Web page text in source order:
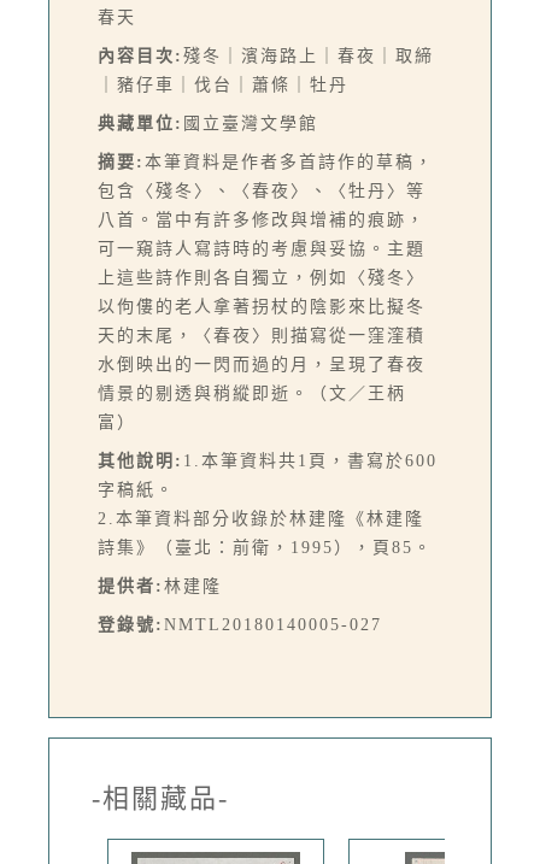
春天
內容目次: 殘冬｜濱海路上｜春夜｜取締
｜豬仔車｜伐台｜蕭條｜牡丹
典藏單位: 國立臺灣文學館
摘要: 本筆資料是作者多首詩作的草稿，
包含〈殘冬〉、〈春夜〉、〈牡丹〉等
八首。當中有許多修改與增補的痕跡，
可一窺詩人寫詩時的考慮與妥協。主題
上這些詩作則各自獨立，例如〈殘冬〉
以佝僂的老人拿著拐杖的陰影來比擬冬
天的末尾，〈春夜〉則描寫從一窪漥積
水倒映出的一閃而過的月，呈現了春夜
情景的剔透與稍縱即逝。（文／王柄
富）
其他說明: 1.本筆資料共1頁，書寫於600
字稿紙。
2.本筆資料部分收錄於林建隆《林建隆
詩集》（臺北：前衛，1995），頁85。
提供者: 林建隆
登錄號: NMTL20180140005-027
-相關藏品-